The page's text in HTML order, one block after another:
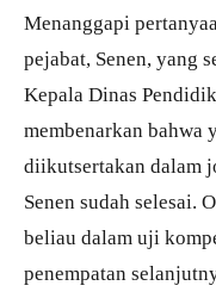
Menanggapi
pejabat, Senen, yang
Kepala Dinas
membenarkan bahwa
diikutsertakan dalam
Senen sudah selesai.
beliau dalam uji
penempatan